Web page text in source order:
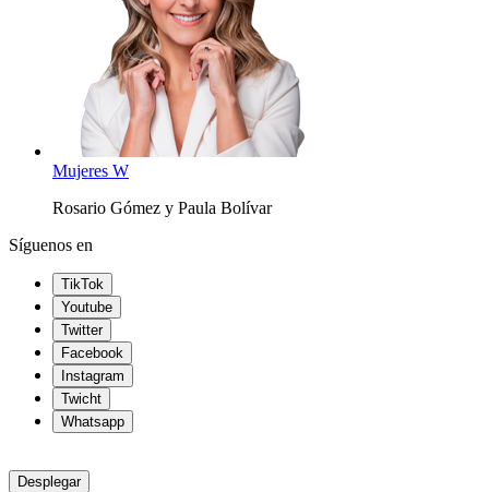
Mujeres W
Rosario Gómez y Paula Bolívar
Síguenos en
TikTok
Youtube
Twitter
Facebook
Instagram
Twicht
Whatsapp
Desplegar